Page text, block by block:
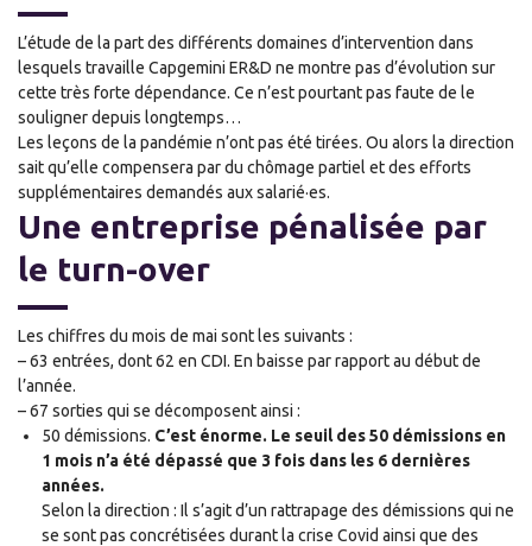
L’étude de la part des différents domaines d’intervention dans
lesquels travaille Capgemini ER&D ne montre pas d’évolution sur
cette très forte dépendance. Ce n’est pourtant pas faute de le
souligner depuis longtemps…
Les leçons de la pandémie n’ont pas été tirées. Ou alors la direction
sait qu’elle compensera par du chômage partiel et des efforts
supplémentaires demandés aux salarié·es.
Une entreprise pénalisée par
le turn-over
Les chiffres du mois de mai sont les suivants :
– 63 entrées, dont 62 en CDI. En baisse par rapport au début de
l’année.
– 67 sorties qui se décomposent ainsi :
50 démissions. C’est énorme. Le seuil des 50 démissions en
1 mois n’a été dépassé que 3 fois dans les 6 dernières
années.
Selon la direction : Il s’agit d’un rattrapage des démissions qui ne
se sont pas concrétisées durant la crise Covid ainsi que des